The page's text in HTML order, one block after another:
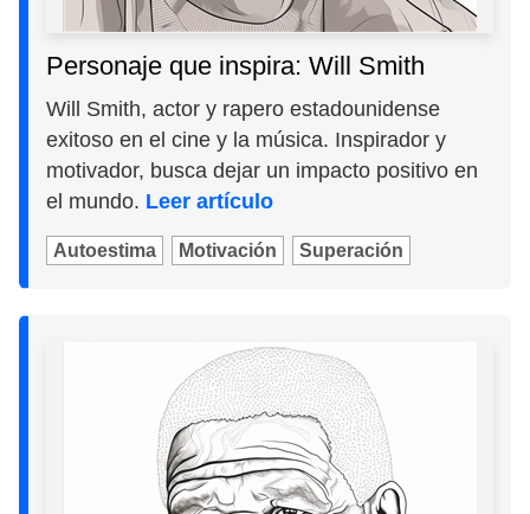
Personaje que inspira: Will Smith
Will Smith, actor y rapero estadounidense
exitoso en el cine y la música. Inspirador y
motivador, busca dejar un impacto positivo en
el mundo. Leer artículo
Autoestima Motivación Superación